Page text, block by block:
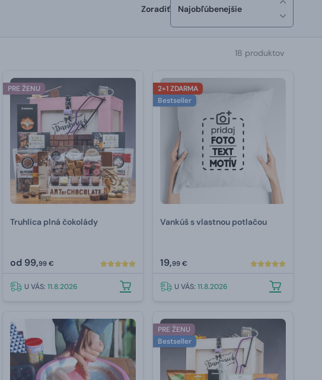
Zoradiť Najobľúbenejšie
18 produktov
PRE ŽENU
Truhlica plná čokolády
od 99,99 €
U VÁS:11.8.2026
2+1 ZDARMA
Bestseller
Vankúš s vlastnou potlačou
19,99 €
U VÁS:11.8.2026
PRE ŽENU
Bestseller